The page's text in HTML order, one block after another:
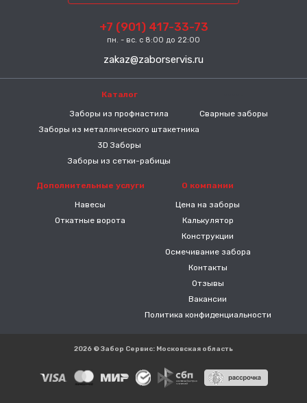
+7 (901) 417-33-73
пн. - вс. с 8:00 до 22:00
zakaz@zaborservis.ru
Каталог
Заборы из профнастила
Заборы из металлического штакетника
3D Заборы
Заборы из сетки-рабицы
Сварные заборы
Дополнительные услуги
Навесы
Откатные ворота
О компании
Цена на заборы
Калькулятор
Конструкции
Осмечивание забора
Контакты
Отзывы
Вакансии
Политика конфиденциальности
2026 © Забор Сервис: Московская область